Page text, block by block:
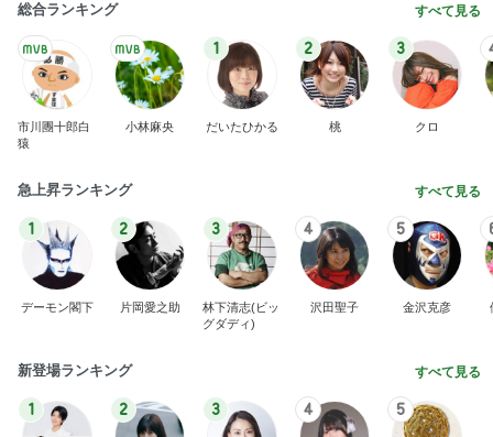
総合ランキング すべて見る
市川團十郎白
猿
小林麻央
1
だいたひかる
2
桃
3
クロ
急上昇ランキング すべて見る
1
デーモン閣下
2
片岡愛之助
3
林下清志(ビッ
グダディ)
4
沢田聖子
5
金沢克彦
新登場ランキング すべて見る
1 2 3 4 5